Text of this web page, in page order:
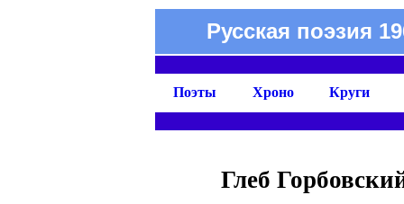
Русская поэзия
Поэты Хроно Круги
Глеб